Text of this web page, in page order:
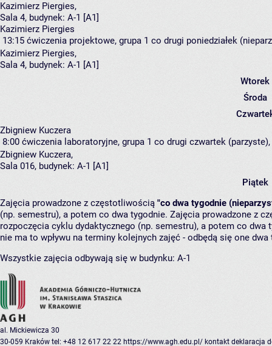
Kazimierz Piergies,
Sala 4, budynek: A-1 [A1]
Kazimierz Piergies
13:15 ćwiczenia projektowe, grupa 1 co drugi poniedziałek
Kazimierz Piergies,
Sala 4, budynek: A-1 [A1]
Wtorek
Środa
Zbigniew Kuczera
8:00 ćwiczenia laboratoryjne, grupa 1 co drugi czwartek (parzyste),
Zbigniew Kuczera,
Sala 016, budynek: A-1 [A1]
Piątek
Zajęcia prowadzone z częstotliwością "co dwa tygodnie
(np. semestru), a potem co dwa tygodnie. Zajęcia prowadzone z
rozpoczęcia cyklu dydaktycznego (np. semestru), a potem co
nie ma to wpływu na terminy kolejnych zajęć - odbędą się one
Wszystkie zajęcia odbywają się w budynku: A-1
al. Mickiewicza 30
30-059 Kraków tel: +48 12 617 22 22 https://www.agh.edu.pl/ kontakt deklaracja